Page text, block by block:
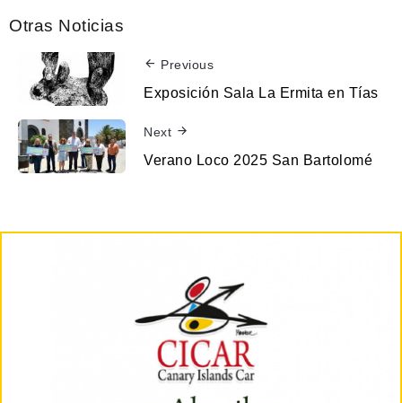
Otras Noticias
Previous
Exposición Sala La Ermita en Tías
Next
Verano Loco 2025 San Bartolomé